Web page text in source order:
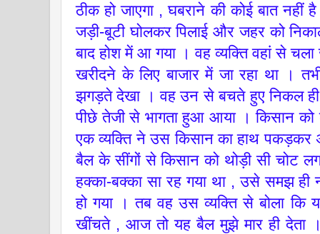
ठीक हो जाएगा , घबराने की कोई बात
जड़ी-बूटी घोलकर पिलाई और जहर को
बाद होश में आ गया । वह व्यक्ति वहां से
खरीदने के लिए बाजार में जा रहा था ।
झगड़ते देखा । वह उन से बचते हुए निकल
पीछे तेजी से भागता हुआ आया । किसान को
एक व्यक्ति ने उस किसान का हाथ पकड़कर
बैल के सींगों से किसान को थोड़ी सी चोट
हक्का-बक्का सा रह गया था , उसे समझ
हो गया । तब वह उस व्यक्ति से बोला कि
खींचते , आज तो यह बैल मुझे मार ही देता